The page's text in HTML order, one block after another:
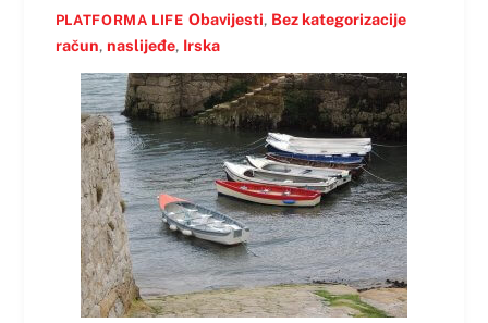
PLATFORMA LIFE Obavijesti, Bez kategorizacije
račun, naslijeđe, Irska